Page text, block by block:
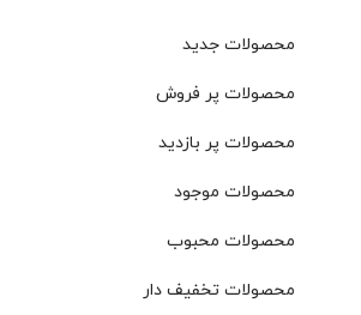
محصولات جدید
محصولات پر فروش
محصولات پر بازدید
محصولات موجود
محصولات محبوب
محصولات تخفیف دار